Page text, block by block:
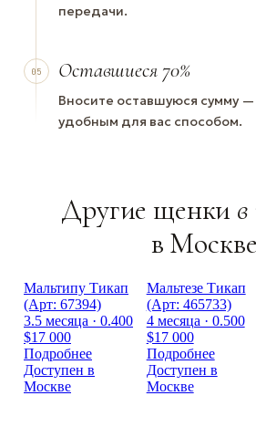
передачи.
05 Оставшиеся 70%
Вносите оставшуюся сумму
удобным для вас способом.
Другие щенки
в Москве
Мальтипу Тикап
(Арт: 67394)
3.5 месяца · 0.400
$17 000
Подробнее
Доступен в
Москве
Мальтезе Тикап
(Арт: 465733)
4 месяца · 0.500
$17 000
Подробнее
Доступен в
Москве